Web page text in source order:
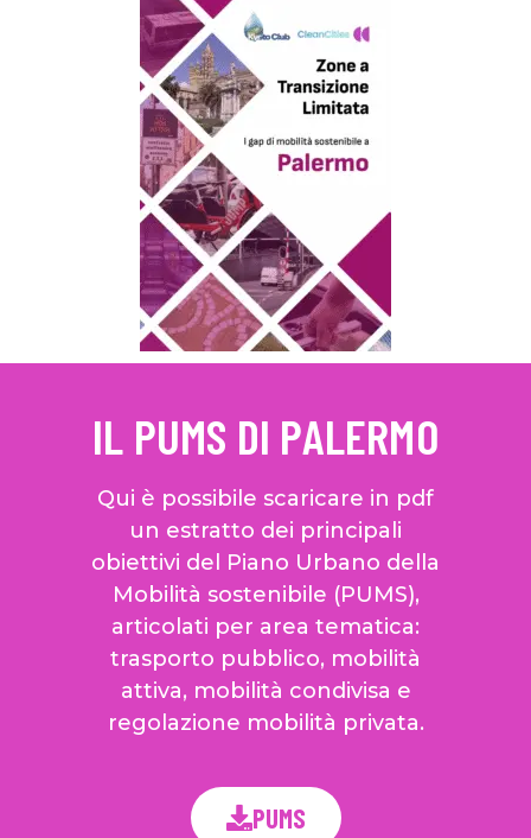
IL PUMS DI PALERMO
Qui è possibile scaricare in pdf
un estratto dei principali
obiettivi del Piano Urbano della
Mobilità sostenibile (PUMS),
articolati per area tematica:
trasporto pubblico, mobilità
attiva, mobilità condivisa e
regolazione mobilità privata.
PUMS